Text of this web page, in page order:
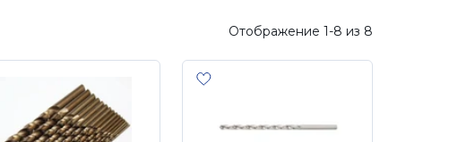
Отображение 1-8 из 8